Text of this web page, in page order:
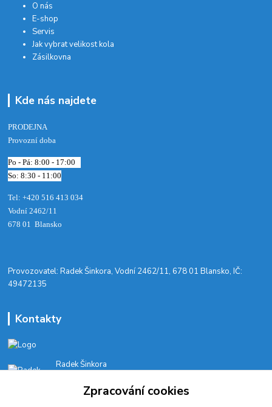
O nás
E-shop
Servis
Jak vybrat velikost kola
Zásilkovna
Kde nás najdete
PRODEJNA
Provozní doba
Po - Pá: 8:00 - 17:00
So: 8:30 - 11:00
Tel: +420 516 413 034‬
Vodní 2462/11
678 01 Blansko
​Provozovatel: Radek Šinkora, Vodní 2462/11, 678 01 Blansko, IČ:
49472135
Kontakty
Radek Šinkora
E-SHOP: Po-Pá, 8-17 hod.
Zpracování cookies